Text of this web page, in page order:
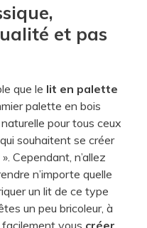
et pas
que le lit en palette
palette en bois
pour tous ceux
souhaitent se créer
Cependant, n’allez
n’importe quelle
un lit de ce type
un peu bricoleur, à